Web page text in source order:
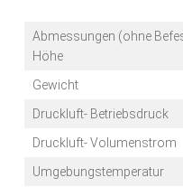
Abmessungen (ohne
Höhe
Gewicht
Druckluft- Betriebsdruck
Druckluft- Volumenstrom
Umgebungstemperatur